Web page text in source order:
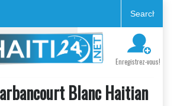
Enregistrez-vous!
Blanc Haitian